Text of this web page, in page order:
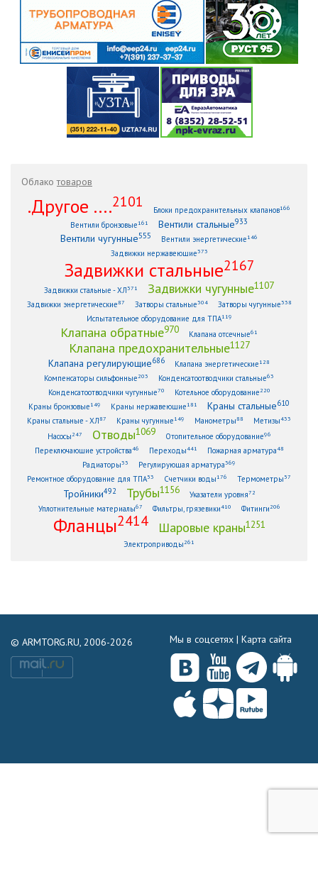
Облакотоваров
.Другое ....2101
Блоки предохранительных клапанов166
Вентили бронзовые161 Вентили стальные933
Вентили чугунные555 Вентили энергетические146
Задвижки нержавеющие373
Задвижки стальные2167
Задвижки стальные - ХЛ371 Задвижки чугунные1107
Задвижки энергетические87 Затворы стальные304 Затворы чугунные338
Испытательное оборудование для ТПА119
Клапана обратные970 Клапана отсечные61
Клапана предохранительные1127
Клапана регулирующие686 Клапана энергетические128
Компенсаторы сильфонные203 Конденсатоотводчики стальные63
Конденсатоотводчики чугунные70 Котельное оборудование220
Краны бронзовые149 Краны нержавеющие181 Краны стальные610
Краны стальные - ХЛ87 Краны чугунные149 Манометры88 Метизы433
Насосы247 Отводы1069 Отопительное оборудование96
Переключающие устройства46 Переходы441 Пожарная арматура48
Радиаторы33 Регулирующая арматура369
Ремонтное оборудование для ТПА53 Счетчики воды176 Термометры 57
Тройники492 Трубы1156 Указатели уровня72
Уплотнительные материалы67 Фильтры, грязевики410 Фитинги206
Фланцы2414 Шаровые краны1251
Электроприводы261
© ARMTORG.RU, 2006-2026 Мы в соцсетях | Карта сайта